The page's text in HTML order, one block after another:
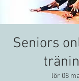
Seniors
lör 08